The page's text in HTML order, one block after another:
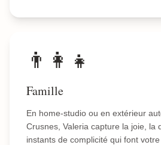
👨‍👩‍👧
Famille
En home-studio ou en extérieur
Crusnes, Valeria capture la joie, la
instants de complicité qui font votre